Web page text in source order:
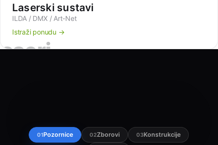
Laserski sustavi
ILDA / DMX / Art-Net
Istraži ponudu →
01Pozornice 02Zborovi 03Konstrukcije